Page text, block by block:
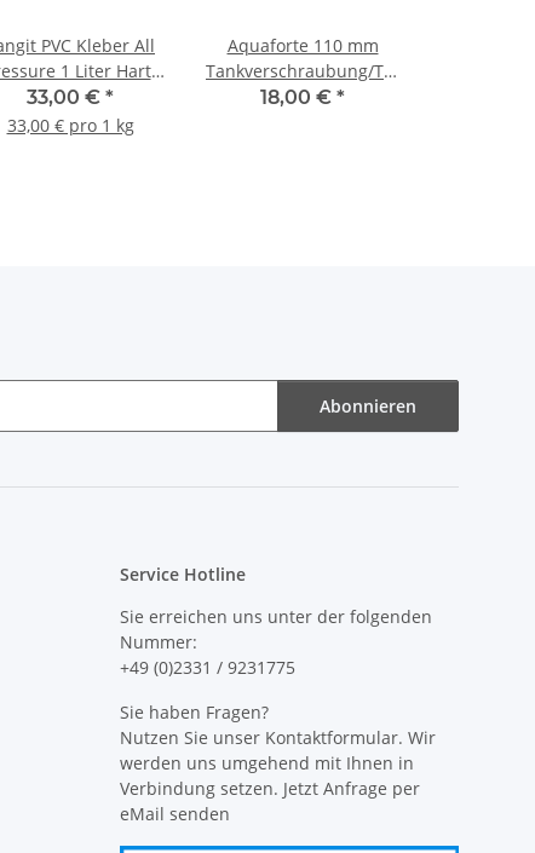
Kleber All
1 Liter Hart-
PVC wasserfest
33,00 € *
33,00 € pro 1 kg
Aquaforte 110 mm
Tankverschraubung/Tankdurchführung
Folienflansch Gewinde
18,00 € *
Abonnieren
Service Hotline
Sie erreichen uns unter der folgenden
Nummer:
+49 (0)2331 / 9231775
Sie haben Fragen?
Nutzen Sie unser Kontaktformular. Wir
werden uns umgehend mit Ihnen in
Verbindung setzen. Jetzt Anfrage per
eMail senden